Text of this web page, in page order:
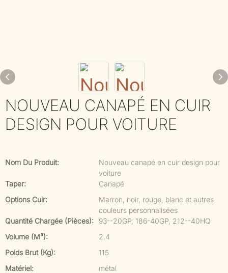
NOUVEAU CANAPÉ EN CUIR
DESIGN POUR VOITURE
Nom Du Produit:
Nouveau canapé en cuir design pour
voiture
Taper:
Canapé
Options Cuir:
Marron, noir, rouge, blanc et autres
couleurs personnalisées
Quantité Chargée (pièces):
93--20GP, 186-40GP, 212--40HQ
Volume (m³):
2.4
Poids Brut (kg):
115
Matériel:
métal